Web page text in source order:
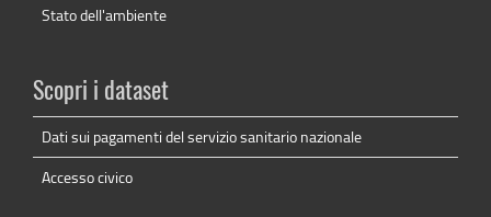
Stato dell'ambiente
Scopri i dataset
Dati sui pagamenti del servizio sanitario nazionale
Accesso civico